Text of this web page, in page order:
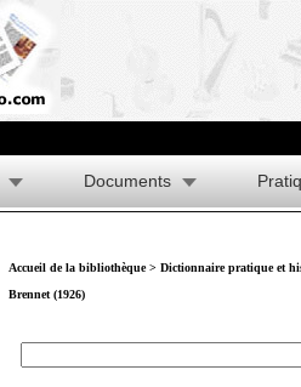
Documents
Accueil de la bibliothèque> Dictionnaire pratique et
Brennet (1926)